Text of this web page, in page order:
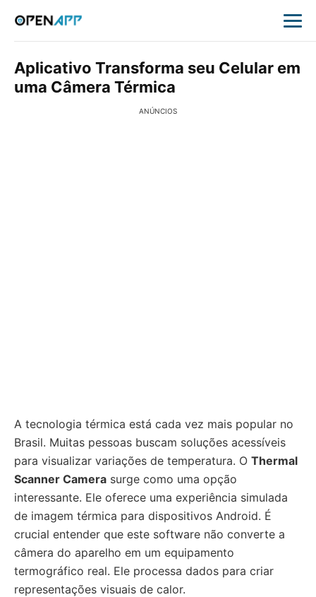
Aplicativo Transforma seu Celular em
uma Câmera Térmica
ANÚNCIOS
A tecnologia térmica está cada vez mais popular no
Brasil. Muitas pessoas buscam soluções acessíveis
para visualizar variações de temperatura. O Thermal
Scanner Camera surge como uma opção
interessante. Ele oferece uma experiência simulada
de imagem térmica para dispositivos Android. É
crucial entender que este software não converte a
câmera do aparelho em um equipamento
termográfico real. Ele processa dados para criar
representações visuais de calor.